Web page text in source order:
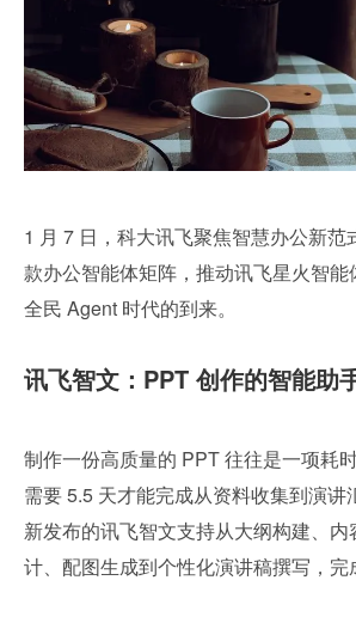
1 月 7 日，科大讯飞聚焦智慧办公新范
款办公智能体矩阵，推动讯飞星火智
全民 Agent 时代的到来。
讯飞智文：PPT 创作的智能助
制作一份高质量的 PPT 往往是一项耗
需要 5.5 天才能完成从资料收集到演讲
新发布的讯飞智文支持从大纲构建、内
计、配图生成到个性化演讲稿撰写，完